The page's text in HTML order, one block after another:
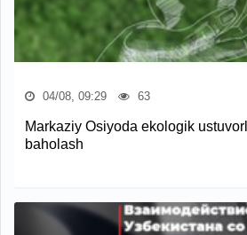
04/08, 09:29 63
Markaziy Osiyoda ekologik
baholash